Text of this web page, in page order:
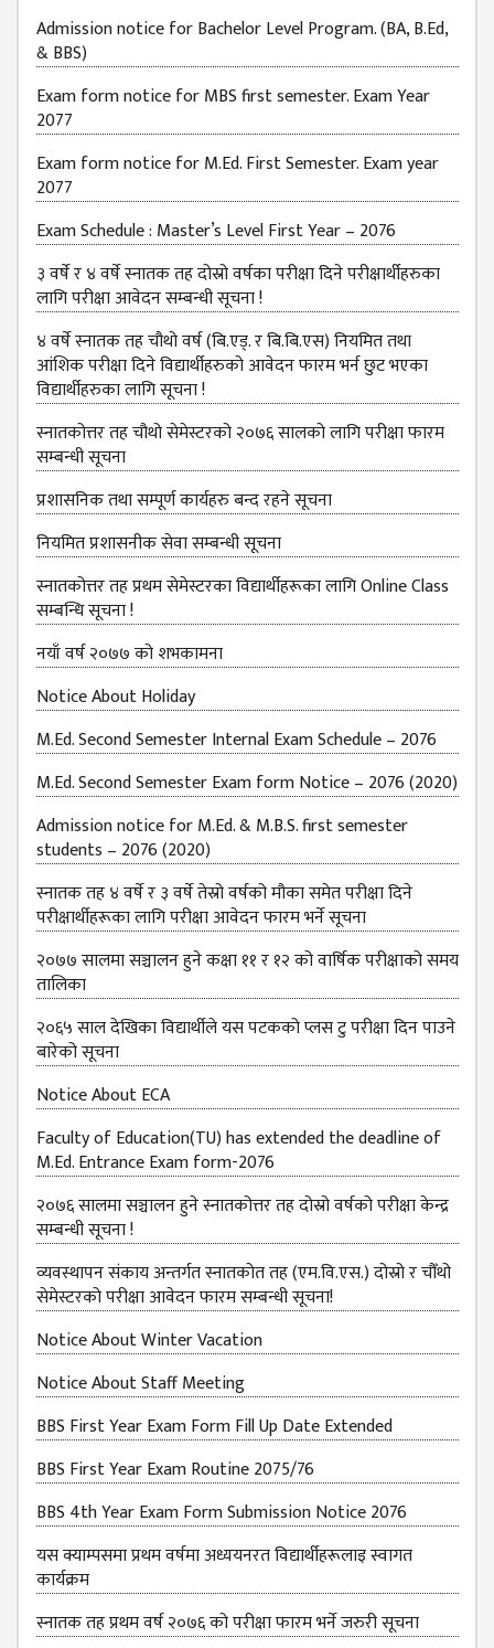
JOB
PLACEMENT
VACANCY
TENDER
MEDIA
GALLERY
FEEDBACK
FAQ
CONTACT
Admission notice for Bachelor Level Program. (BA, B.Ed,
& BBS)
Exam form notice for MBS first semester. Exam Year
2077
Exam form notice for M.Ed. First Semester. Exam year
2077
Exam Schedule : Master’s Level First Year – 2076
३ वर्षे र ४ वर्षे स्नातक तह दोस्रो वर्षका परीक्षा दिने परीक्षार्थीहरुका
लागि परीक्षा आवेदन सम्बन्धी सूचना !
४ वर्षे स्नातक तह चौथो वर्ष (बि.एड्. र बि.बि.एस) नियमित तथा
आंशिक परीक्षा दिने विद्यार्थीहरुको आवेदन फारम भर्न छुट भएका
विद्यार्थीहरुका लागि सूचना !
स्नातकोत्तर तह चौथो सेमेस्टरको २०७६ सालको लागि परीक्षा फारम
सम्बन्धी सूचना
प्रशासनिक तथा सम्पूर्ण कार्यहरु बन्द रहने सूचना
नियमित प्रशासनीक सेवा सम्बन्धी सूचना
स्नातकोत्तर तह प्रथम सेमेस्टरका विद्यार्थीहरूका लागि Online Class
सम्बन्धि सूचना !
नयाँ वर्ष २०७७ को शभकामना
Notice About Holiday
M.Ed. Second Semester Internal Exam Schedule – 2076
M.Ed. Second Semester Exam form Notice – 2076 (2020)
Admission notice for M.Ed. & M.B.S. first semester
students – 2076 (2020)
स्नातक तह ४ वर्षे र ३ वर्षे तेस्रो वर्षको मौका समेत परीक्षा दिने
परीक्षार्थीहरूका लागि परीक्षा आवेदन फारम भर्ने सूचना
२०७७ सालमा सञ्चालन हुने कक्षा ११ र १२ को वार्षिक परीक्षाको समय
तालिका
२०६५ साल देखिका विद्यार्थीले यस पटकको प्लस टु परीक्षा दिन पाउने
बारेको सूचना
Notice About ECA
Faculty of Education(TU) has extended the deadline of
M.Ed. Entrance Exam form-2076
२०७६ सालमा सञ्चालन हुने स्नातकोत्तर तह दोस्रो वर्षको परीक्षा केन्द्र
सम्बन्धी सूचना !
व्यवस्थापन संकाय अन्तर्गत स्नातकोत तह (एम.वि.एस.) दोस्रो र चौँथो
सेमेस्टरको परीक्षा आवेदन फारम सम्बन्धी सूचना!
Notice About Winter Vacation
Notice About Staff Meeting
BBS First Year Exam Form Fill Up Date Extended
BBS First Year Exam Routine 2075/76
BBS 4th Year Exam Form Submission Notice 2076
यस क्याम्पसमा प्रथम वर्षमा अध्ययनरत विद्यार्थीहरूलाइ स्वागत
कार्यक्रम
स्नातक तह प्रथम वर्ष २०७६ को परीक्षा फारम भर्ने जरुरी सूचना